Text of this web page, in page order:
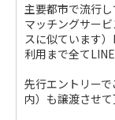
主要都市で流行
マッチングサー
スに似ています
利用まで全て
先行エントリー
内）も譲渡させて